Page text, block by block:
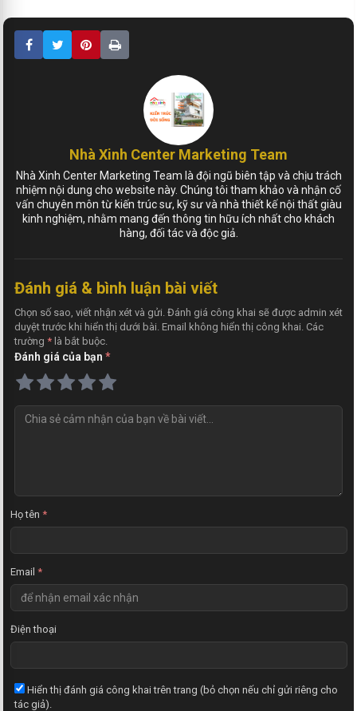
Nhà Xinh Center Marketing Team
Nhà Xinh Center Marketing Team là đội ngũ biên tập và chịu trách
nhiệm nội dung cho website này. Chúng tôi tham khảo và nhận cố
vấn chuyên môn từ kiến trúc sư, kỹ sư và nhà thiết kế nội thất giàu
kinh nghiệm, nhằm mang đến thông tin hữu ích nhất cho khách
hàng, đối tác và độc giả.
Đánh giá & bình luận bài viết
Chọn số sao, viết nhận xét và gửi. Đánh giá công khai sẽ được admin xét
duyệt trước khi hiển thị dưới bài. Email không hiển thị công khai. Các
trường * là bắt buộc.
Đánh giá của bạn *
Họ tên *
Email *
Điện thoại
Hiển thị đánh giá công khai trên trang (bỏ chọn nếu chỉ gửi riêng cho
tác giả).